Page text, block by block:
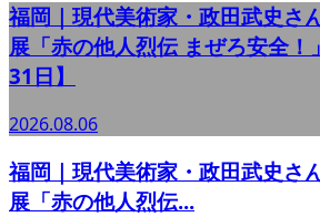
福岡｜現代美術家・政田武史さ
展「赤の他人烈伝 まぜろ安全！
31日】
2026.08.06
福岡｜現代美術家・政田武史さ
展「赤の他人烈伝...